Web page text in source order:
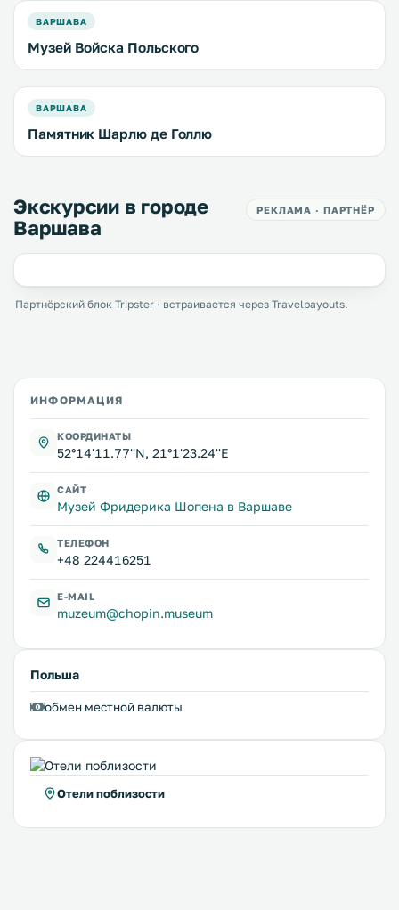
ВАРШАВА
Музей Войска Польского
ВАРШАВА
Памятник Шарлю де Голлю
Экскурсии в городе
Варшава
РЕКЛАМА · ПАРТНЁР
Партнёрский блок Tripster · встраивается через Travelpayouts.
ИНФОРМАЦИЯ
КООРДИНАТЫ
52°14'11.77''N, 21°1'23.24''E
САЙТ
Музей Фридерика Шопена в Варшаве
ТЕЛЕФОН
+48 224416251
E-MAIL
muzeum@chopin.museum
Польша
обмен местной валюты
Отели поблизости